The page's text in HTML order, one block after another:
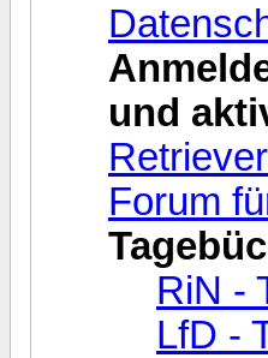
und
Forum
RiN -
LfD -